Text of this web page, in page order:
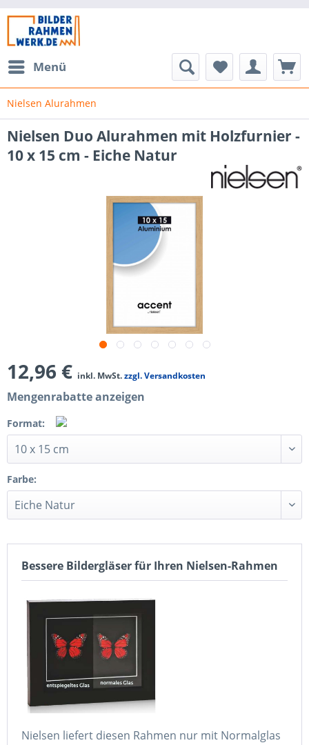
Menü
Nielsen Alurahmen
Nielsen Duo Alurahmen mit Holzfurnier -
10 x 15 cm - Eiche Natur
12,96 € inkl. MwSt.zzgl. Versandkosten
Mengenrabatte anzeigen
Format:
Farbe:
Bessere Bildergläser für Ihren Nielsen-Rahmen
Nielsen liefert diesen Rahmen nur mit Normalglas